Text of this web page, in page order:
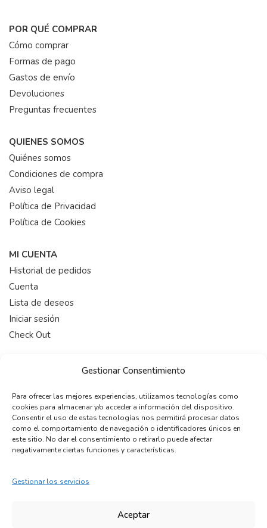
Gestionar Consentimiento
Para ofrecer las mejores experiencias, utilizamos tecnologías como
cookies para almacenar y/o acceder a información del dispositivo.
Consentir el uso de estas tecnologías nos permitirá procesar datos
como el comportamiento de navegación o identificadores únicos en
este sitio. No dar el consentimiento o retirarlo puede afectar
negativamente ciertas funciones y características.
Gestionar los servicios
Aceptar
POR QUÉ COMPRAR
Cómo comprar
Formas de pago
Gastos de envío
Devoluciones
Preguntas frecuentes
QUIENES SOMOS
Quiénes somos
Condiciones de compra
Aviso legal
Política de Privacidad
Política de Cookies
MI CUENTA
Historial de pedidos
Cuenta
Lista de deseos
Iniciar sesión
Check Out
CONTACTAR
telefono:+34 722 12 15 22
email:info@maleonss.com
reservados.